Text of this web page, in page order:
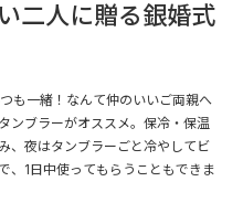
二人に贈る銀婚式
も一緒！なんて仲のいいご両親へ
ンブラーがオススメ。保冷・保温
、夜はタンブラーごと冷やしてビ
、1日中使ってもらうこともできま